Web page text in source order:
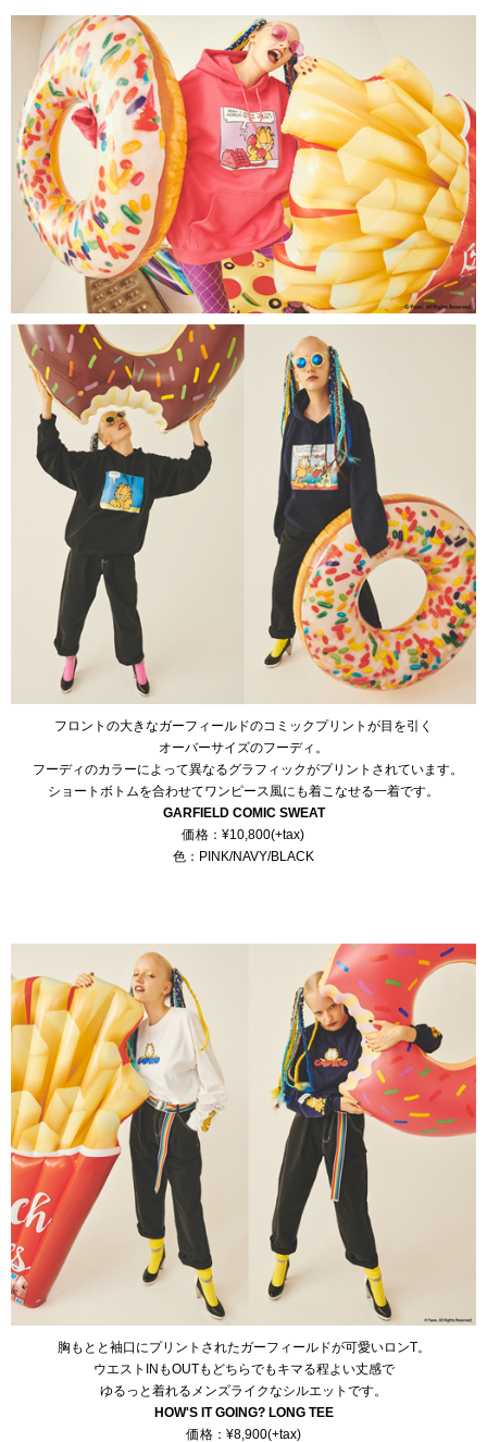
フロントの大きなガーフィールドのコミックプリントが目を引く
オーバーサイズのフーディ。
フーディのカラーによって異なるグラフィックがプリントされています。
ショートボトムを合わせてワンピース風にも着こなせる一着です。
GARFIELD COMIC SWEAT
価格：¥10,800(+tax)
色：PINK/NAVY/BLACK
胸もとと袖口にプリントされたガーフィールドが可愛いロンT。
ウエストINもOUTもどちらでもキマる程よい丈感で
ゆるっと着れるメンズライクなシルエットです。
HOW'S IT GOING? LONG TEE
価格：¥8,900(+tax)